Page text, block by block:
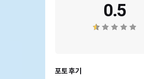
0.5
포토 후기